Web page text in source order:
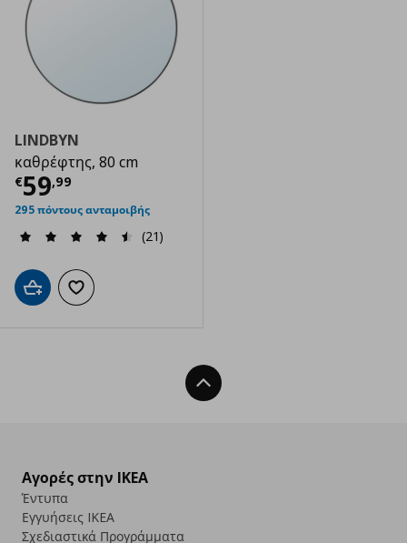
LINDBYN
καθρέφτης, 80 cm
€59,99
Τρέχουσα τιμή
295 πόντους ανταμοιβής
(21)
Προσθήκη στο καλάθι
Προσθήκη στα αγαπημένα
Back To Top
Αγορές στην IKEA
Έντυπα
Εγγυήσεις IKEA
Σχεδιαστικά Προγράμματα